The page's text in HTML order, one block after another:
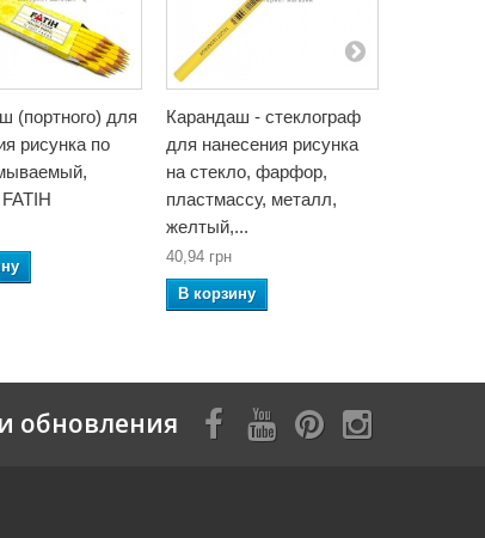
(портного) для
рисунка по
Карандаш - стеклограф
для нанесения рисунка
на стекло, фарфор,
пластмассу, металл,
желтый,...
40,94 грн
В корзину
обновления